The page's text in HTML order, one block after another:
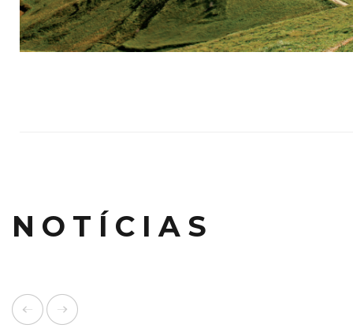
NOTÍCIAS